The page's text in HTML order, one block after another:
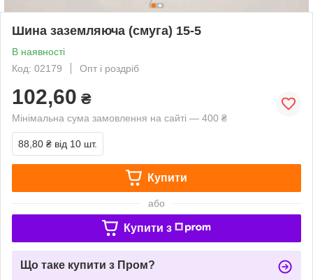
Шина заземляюча (смуга) 15-5
В наявності
Код: 02179
Опт і роздріб
102,60 ₴
Мінімальна сума замовлення на сайті — 400 ₴
88,80 ₴ від 10 шт.
Купити
або
Купити з
Що таке купити з Пром?